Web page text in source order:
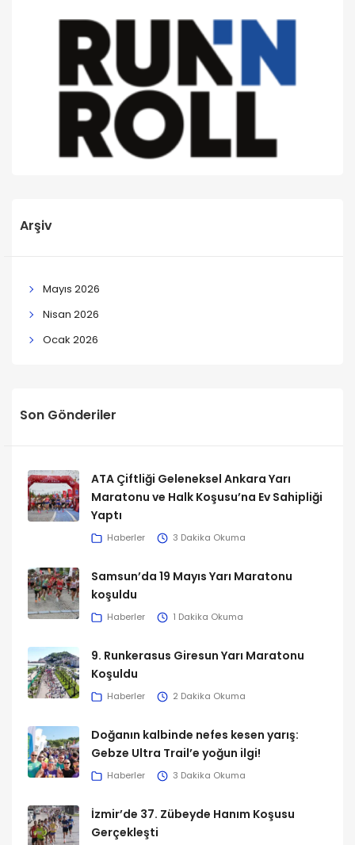
Arşiv
Mayıs 2026
Nisan 2026
Ocak 2026
Son Gönderiler
ATA Çiftliği Geleneksel Ankara Yarı
Maratonu ve Halk Koşusu’na Ev Sahipliği
Yaptı
Haberler 3 Dakika Okuma
Samsun’da 19 Mayıs Yarı Maratonu
koşuldu
Haberler 1 Dakika Okuma
9. Runkerasus Giresun Yarı Maratonu
Koşuldu
Haberler 2 Dakika Okuma
Doğanın kalbinde nefes kesen yarış:
Gebze Ultra Trail’e yoğun ilgi!
Haberler 3 Dakika Okuma
İzmir’de 37. Zübeyde Hanım Koşusu
Gerçekleşti